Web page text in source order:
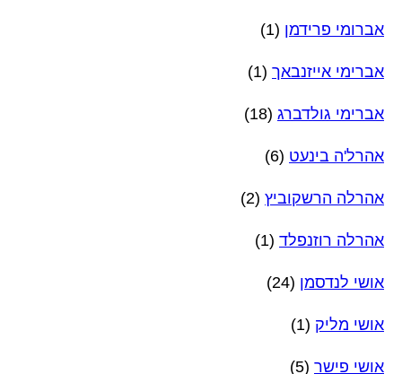
אברומי פרידמן (1)
אברימי אייזנבאך (1)
אברימי גולדברג (18)
אהרל'ה בינעט (6)
אהרלה הרשקוביץ (2)
אהרלה רוזנפלד (1)
אושי לנדסמן (24)
אושי מליק (1)
אושי פישר (5)